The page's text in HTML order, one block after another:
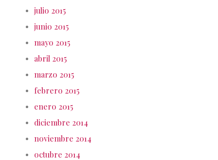
julio 2015
junio 2015
mayo 2015
abril 2015
marzo 2015
febrero 2015
enero 2015
diciembre 2014
noviembre 2014
octubre 2014